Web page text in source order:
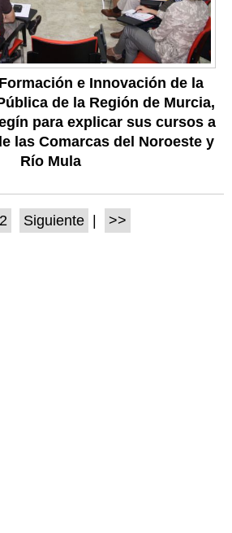
e Innovación de la
de la Región de Murcia,
para explicar sus cursos a
las Comarcas del Noroeste y
Río Mula
2 Siguiente | >>